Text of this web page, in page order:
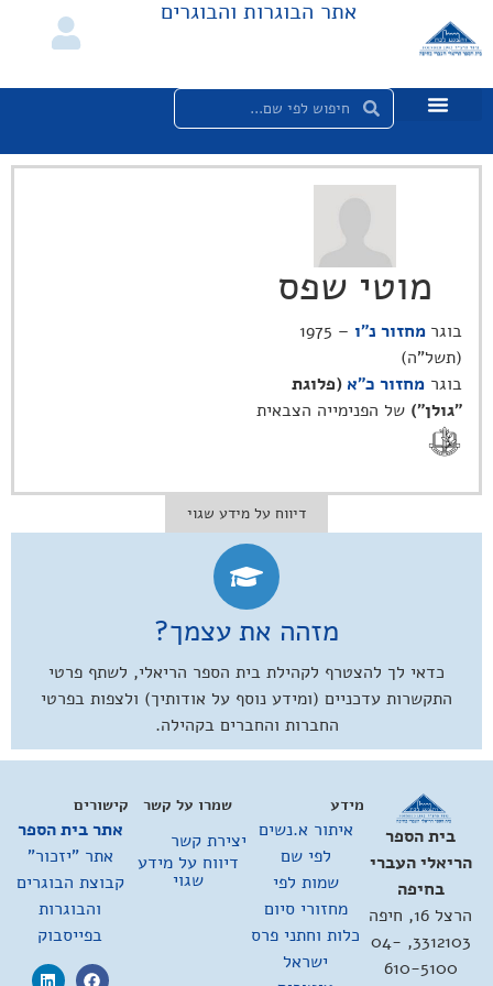
אתר הבוגרות והבוגרים
מוטי שפס
בוגר מחזור נ"ו
– 1975
(תשל"ה)
בוגר מחזור כ"א (פלוגת
"גולן") של הפנימייה הצבאית
דיווח על מידע שגוי
מזהה את עצמך?
כדאי לך להצטרף לקהילת בית הספר הריאלי, לשתף פרטי
התקשרות עדכניים (ומידע נוסף על אודותיך) ולצפות בפרטי
החברות והחברים בקהילה.
בית הספר
הריאלי העברי
בחיפה
הרצל 16, חיפה
3312103, 04-
610-5100
מידע
איתור א.נשים
לפי שם
שמות לפי
מחזורי סיום
כלות וחתני פרס
ישראל
קישורים
אתר בית הספר
אתר "יזכור"
קבוצת הבוגרים
והבוגרות
בפייסבוק
שמרו על קשר
יצירת קשר
דיווח על מידע
שגוי